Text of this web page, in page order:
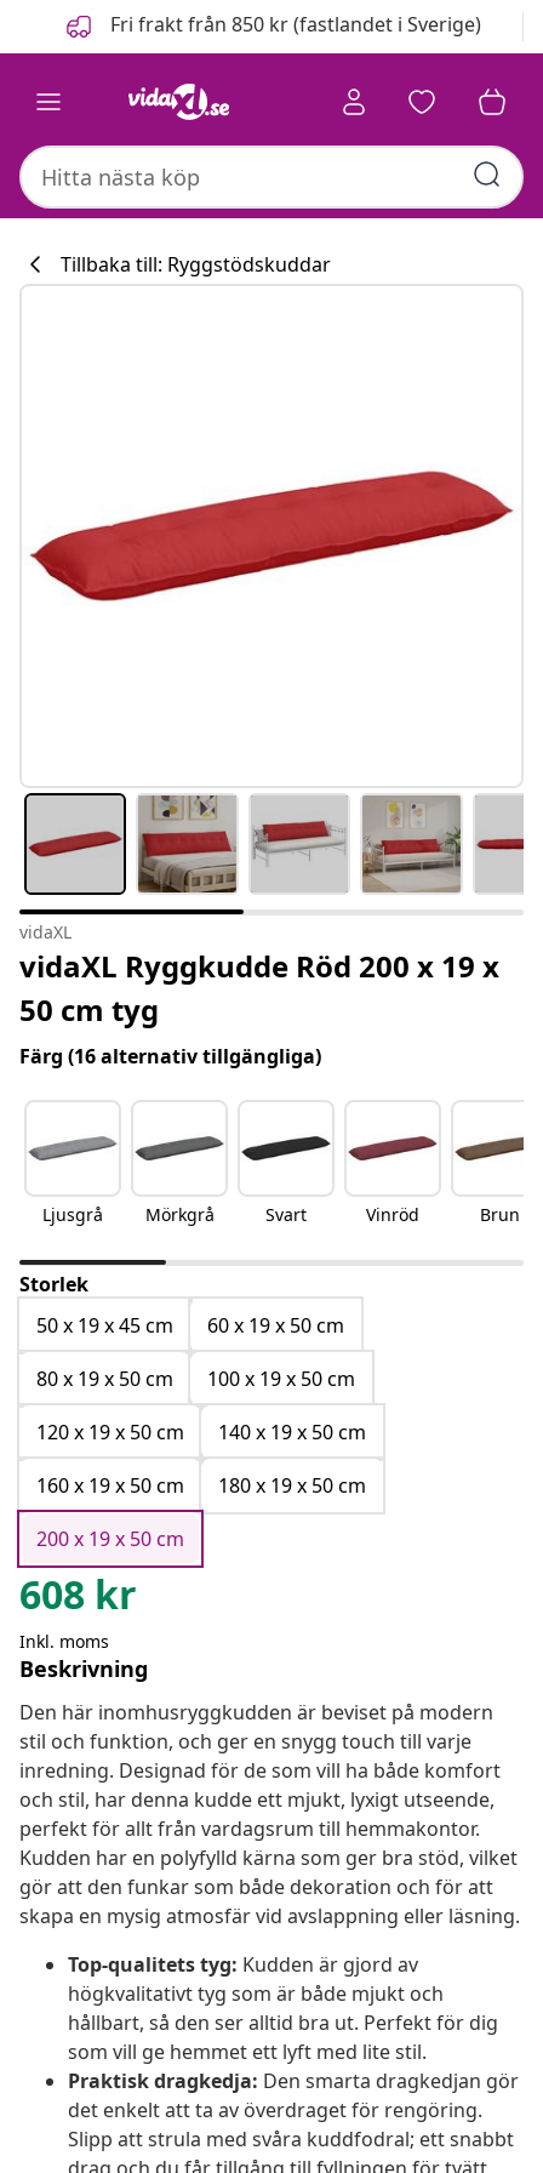
FöregåendeFri frakt från 850 kr (fastlandet i Sverige)
Tillbaka till: Ryggstödskuddar
vidaXL
vidaXL Ryggkudde Röd 200 x 19 x
50 cm tyg
Färg (16 alternativ tillgängliga)
Ljusgrå Mörkgrå Svart Vinröd Brun
Storlek
50 x 19 x 45 cm
60 x 19 x 50 cm
80 x 19 x 50 cm
100 x 19 x 50 cm
120 x 19 x 50 cm
140 x 19 x 50 cm
160 x 19 x 50 cm
180 x 19 x 50 cm
200 x 19 x 50 cm
608 kr
Inkl. moms
Beskrivning
Den här inomhusryggkudden är beviset på modern
stil och funktion, och ger en snygg touch till varje
inredning. Designad för de som vill ha både komfort
och stil, har denna kudde ett mjukt, lyxigt utseende,
perfekt för allt från vardagsrum till hemmakontor.
Kudden har en polyfylld kärna som ger bra stöd, vilket
gör att den funkar som både dekoration och för att
skapa en mysig atmosfär vid avslappning eller läsning.
Top-qualitets tyg: Kudden är gjord av
högkvalitativt tyg som är både mjukt och
hållbart, så den ser alltid bra ut. Perfekt för dig
som vill ge hemmet ett lyft med lite stil.
Praktisk dragkedja: Den smarta dragkedjan gör
det enkelt att ta av överdraget för rengöring.
Slipp att strula med svåra kuddfodral; ett snabbt